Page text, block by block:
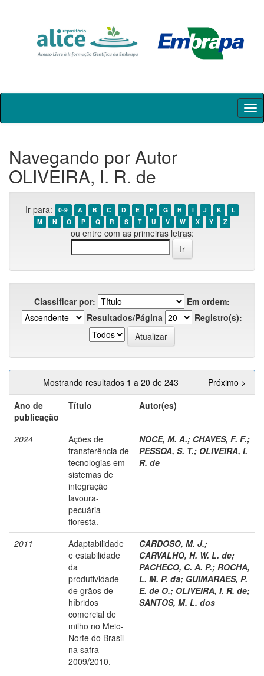
Skip
Navegando por Autor
OLIVEIRA, I. R. de
Ir para: 0-9 A B C D E F G H I J K
L
M
N O P Q R S T U V W X Y Z
ou entre com as primeiras letras:
Classificar por:
Em ordem:
Resultados/Página
Registro(s):
Mostrando resultados 1 a 20 de 243
Próximo >
Ano de
publicação
Título Autor(es)
2024
Ações de
transferência de
tecnologias em
sistemas de
integração
lavoura-
pecuária-
floresta.
NOCE, M. A.; CHAVES, F. F.;
PESSOA, S. T.; OLIVEIRA, I.
R. de
2011
Adaptabilidade
e estabilidade
da
produtividade
de grãos de
híbridos
comercial de
milho no Meio-
Norte do Brasil
na safra
2009/2010.
CARDOSO, M. J.;
CARVALHO, H. W. L. de;
PACHECO, C. A. P.; ROCHA,
L. M. P. da; GUIMARAES, P.
E. de O.; OLIVEIRA, I. R. de;
SANTOS, M. L. dos